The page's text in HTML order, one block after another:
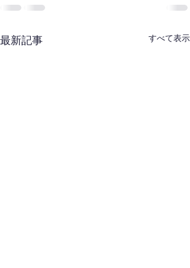
最新記事 すべて表示